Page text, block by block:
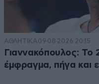
ΑΘΛΗΤΙΚΑ09·08·2026 20:15
Γιαννακόπουλος:
έμφραγμα, πήγα και